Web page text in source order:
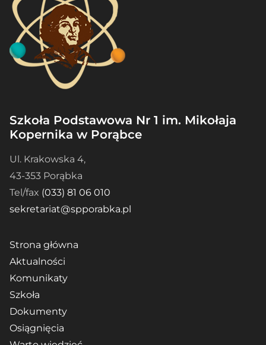
Szkoła Podstawowa Nr 1 im. Mikołaja
Kopernika w Porąbce
Ul. Krakowska 4,
43-353 Porąbka
Tel/fax (033) 81 06 010
sekretariat@spporabka.pl
Strona główna
Aktualności
Komunikaty
Szkoła
Dokumenty
Osiągnięcia